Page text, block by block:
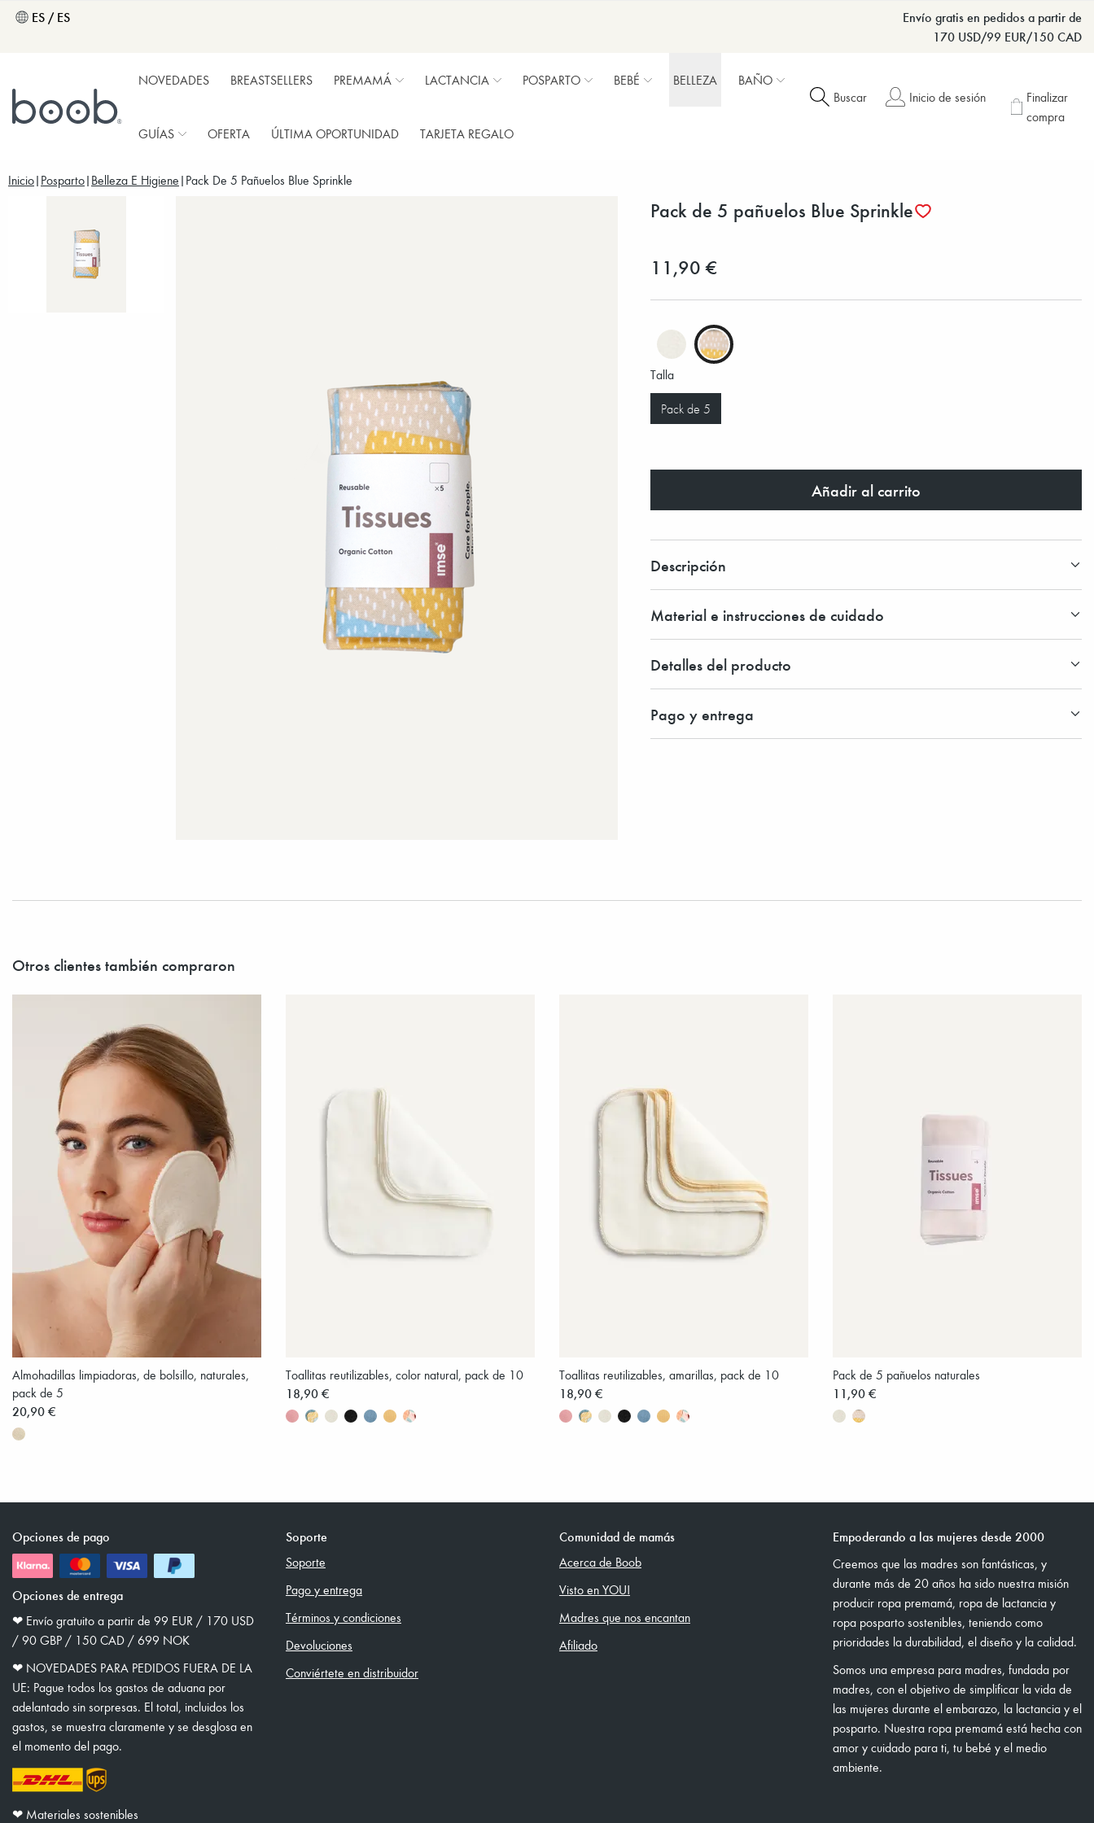
ES / ES
Envío gratis en pedidos a partir de
170 USD/99 EUR/150 CAD
NOVEDADES BREASTSELLERS PREMAMÁ LACTANCIA POSPARTO BEBÉ BELLEZA BAÑO
GUÍAS OFERTA ÚLTIMA OPORTUNIDAD TARJETA REGALO
Buscar Inicio de sesión
Finalizar
compra
Inicio Posparto Belleza E Higiene Pack De 5 Pañuelos Blue Sprinkle
Pack de 5 pañuelos Blue Sprinkle
11,90 €
Talla
Pack de 5
Añadir al carrito
Descripción
Material e instrucciones de cuidado
Detalles del producto
Pago y entrega
Otros clientes también compraron
Almohadillas limpiadoras, de bolsillo, naturales,
pack de 5
20,90 €
Toallitas reutilizables, color natural, pack de 10
18,90 €
Toallitas reutilizables, amarillas, pack de 10
18,90 €
Pack de 5 pañuelos naturales
11,90 €
Opciones de pago
Opciones de entrega
❤︎ Envío gratuito a partir de 99 EUR / 170 USD
/ 90 GBP / 150 CAD / 699 NOK
❤︎ NOVEDADES PARA PEDIDOS FUERA DE LA
UE: Pague todos los gastos de aduana por
adelantado sin sorpresas. El total, incluidos los
gastos, se muestra claramente y se desglosa en
el momento del pago.
❤︎ Materiales sostenibles
Soporte
Soporte
Pago y entrega
Términos y condiciones
Devoluciones
Conviértete en distribuidor
Comunidad de mamás
Acerca de Boob
Visto en YOU!
Madres que nos encantan
Afiliado
Empoderando a las mujeres desde 2000
Creemos que las madres son fantásticas, y
durante más de 20 años ha sido nuestra misión
producir ropa premamá, ropa de lactancia y
ropa posparto sostenibles, teniendo como
prioridades la durabilidad, el diseño y la calidad.
Somos una empresa para madres, fundada por
madres, con el objetivo de simplificar la vida de
las mujeres durante el embarazo, la lactancia y el
posparto. Nuestra ropa premamá está hecha con
amor y cuidado para ti, tu bebé y el medio
ambiente.